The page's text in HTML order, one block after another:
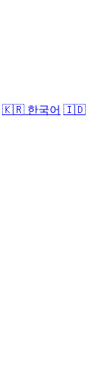
🇰🇷 한국어 🇮🇩